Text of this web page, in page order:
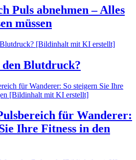
Puls abnehmen – Alles
müssen
den Blutdruck?
für Wanderer:
Ihre Fitness in den